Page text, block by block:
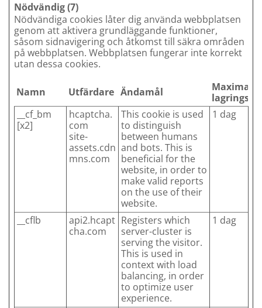
Nödvändig (7)
Nödvändiga cookies låter dig använda webbplatsen
genom att aktivera grundläggande funktioner,
såsom sidnavigering och åtkomst till säkra områden
på webbplatsen. Webbplatsen fungerar inte korrekt
utan dessa cookies.
Namn Utfärdare Ändamål
Maximal
lagringstid
__cf_bm
[x2]
hcaptcha.
com
site-
assets.cdn
mns.com
This cookie is used
to distinguish
between humans
and bots. This is
beneficial for the
website, in order to
make valid reports
on the use of their
website.
1 dag
__cflb
api2.hcapt
cha.com
Registers which
server-cluster is
serving the visitor.
This is used in
context with load
balancing, in order
to optimize user
experience.
1 dag